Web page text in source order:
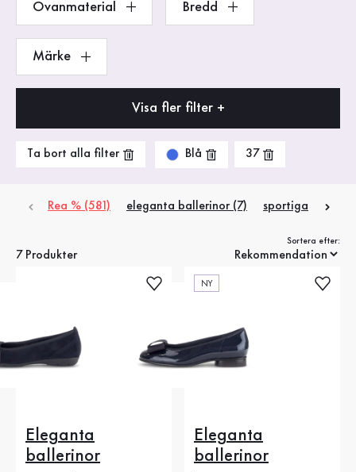
Ovanmaterial Bredd
Märke
Visa fler filter +
Ta bort alla filter Blå 37
Rea % (581) eleganta ballerinor (7) sportiga
7 Produkter
Sortera efter:
Eleganta
ballerinor
NY
Eleganta
ballerinor